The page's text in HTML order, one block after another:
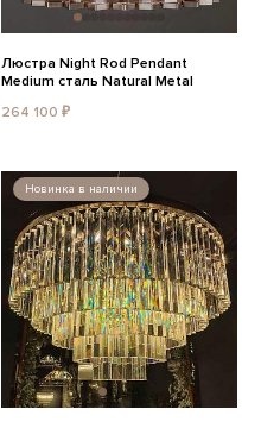
Люстра Night Rod Pendant
Medium сталь Natural Metal
264 100 ₽
Новинка в наличии